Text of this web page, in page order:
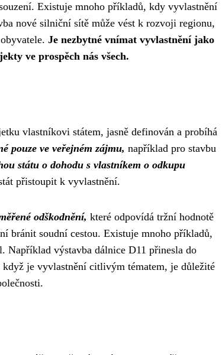
Existuje mnoho příkladů, kdy vyvlastnění
nové silniční sítě může vést k rozvoji regionu,
Je nezbytné vnímat vyvlastnění jako
ve prospěch nás všech.
vlastníkovi státem, jasně definován a probíhá
pouze ve veřejném zájmu, například pro stavbu
státu o dohodu s vlastníkem o odkupu
přistoupit k vyvlastnění.
odškodnění, které odpovídá tržní hodnotě
bránit soudní cestou. Existuje mnoho příkladů,
výstavba dálnice D11 přinesla do
je vyvlastnění citlivým tématem, je důležité